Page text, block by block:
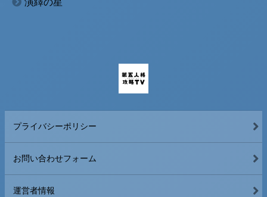
プライバシーポリシー
お問い合わせフォーム
運営者情報